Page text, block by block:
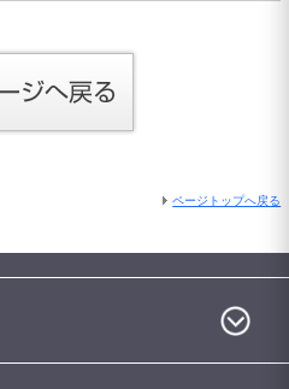
ページトップへ戻る